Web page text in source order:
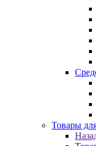
Товары